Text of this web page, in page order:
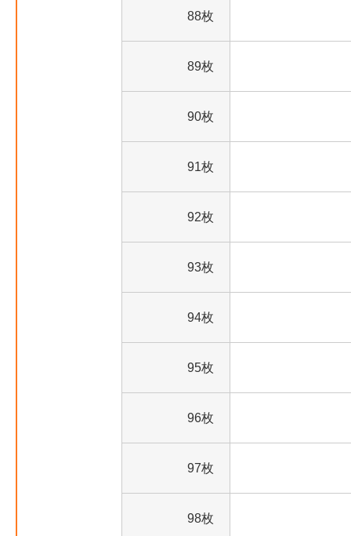
88枚
89枚
90枚
91枚
92枚
93枚
94枚
95枚
96枚
97枚
98枚